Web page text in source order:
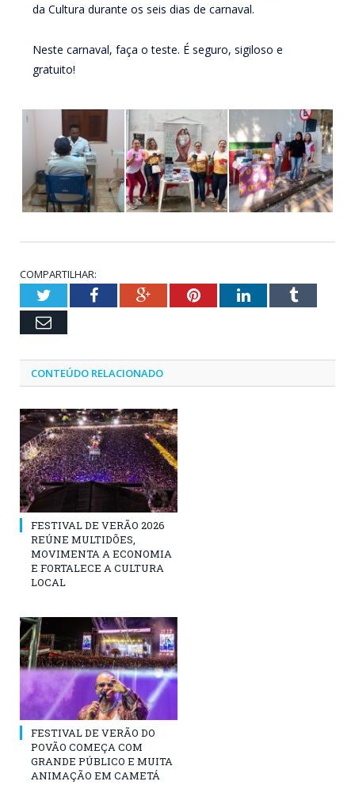
da Cultura durante os seis dias de carnaval.
Neste carnaval, faça o teste. É seguro, sigiloso e
gratuito!
COMPARTILHAR:
TwitterFacebookGoogle+PinterestLinkedInTumblr
Email
CONTEÚDO RELACIONADO
FESTIVAL DE VERÃO 2026
REÚNE MULTIDÕES,
MOVIMENTA A ECONOMIA
E FORTALECE A CULTURA
LOCAL
FESTIVAL DE VERÃO DO
POVÃO COMEÇA COM
GRANDE PÚBLICO E MUITA
ANIMAÇÃO EM CAMETÁ